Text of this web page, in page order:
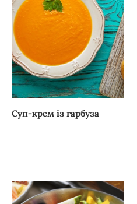
Суп-крем із гарбуза